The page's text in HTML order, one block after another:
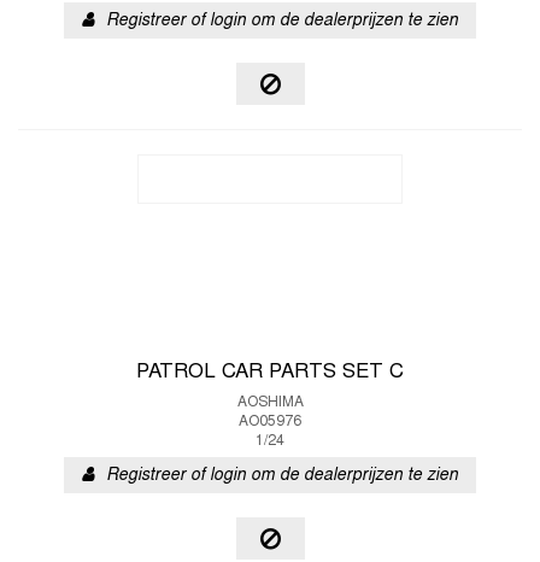
Registreer of login om de dealerprijzen te zien
PATROL CAR PARTS SET C
AOSHIMA
AO05976
1/24
Registreer of login om de dealerprijzen te zien